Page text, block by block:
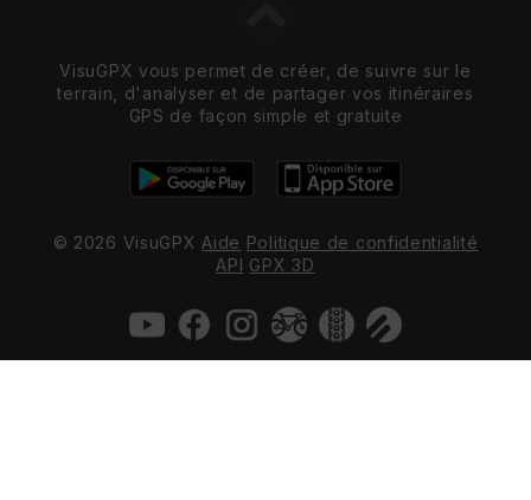
VisuGPX vous permet de créer, de suivre sur le
terrain, d'analyser et de partager vos itinéraires
GPS de façon simple et gratuite
© 2026 VisuGPX Aide Politique de confidentialité
API GPX 3D